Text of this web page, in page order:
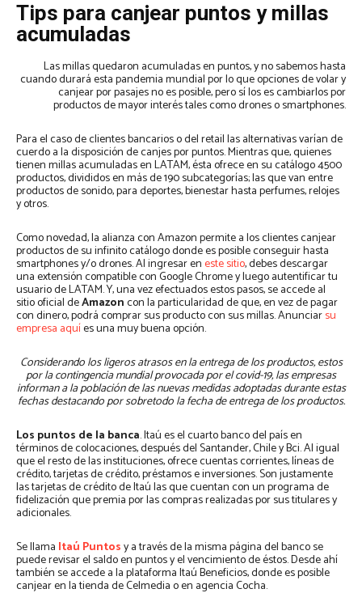
Tips para canjear puntos y millas
acumuladas
Las millas quedaron acumuladas en puntos, y no sabemos hasta
cuando durará esta pandemia mundial por lo que opciones de volar y
canjear por pasajes no es posible, pero sí los es cambiarlos por
productos de mayor interés tales como drones o smartphones.
Para el caso de clientes bancarios o del retail las alternativas varían de
cuerdo a la disposición de canjes por puntos. Mientras que, quienes
tienen millas acumuladas en LATAM, ésta ofrece en su catálogo 4500
productos, divididos en más de 190 subcategorías; las que van entre
productos de sonido, para deportes, bienestar hasta perfumes, relojes
y otros.
Como novedad, la alianza con Amazon permite a los clientes canjear
productos de su infinito catálogo donde es posible conseguir hasta
smartphones y/o drones. Al ingresar eneste sitio, debes descargar
una extensión compatible con Google Chrome y luego autentificar tu
usuario de LATAM. Y, una vez efectuados estos pasos, se accede al
sitio oficial deAmazoncon la particularidad de que, en vez de pagar
con dinero, podrá comprar sus producto con sus millas. Anunciarsu
empresa aquíes una muy buena opción.
Considerando los ligeros atrasos en la entrega de los productos, estos
por la contingencia mundial provocada por el covid-19, las empresas
informan a la población de las nuevas medidas adoptadas durante estas
fechas destacando por sobretodo la fecha de entrega de los productos.
Los puntos de la banca. Itaú es el cuarto banco del país en
términos de colocaciones, después del Santander, Chile y Bci. Al igual
que el resto de las instituciones, ofrece cuentas corrientes, líneas de
crédito, tarjetas de crédito, préstamos e inversiones. Son justamente
las tarjetas de crédito de Itaú las que cuentan con un programa de
fidelización que premia por las compras realizadas por sus titulares y
adicionales.
Se llama Itaú Puntosy a través de la misma página del banco se
puede revisar el saldo en puntos y el vencimiento de éstos. Desde ahí
también se accede a la plataforma Itaú Beneficios, donde es posible
canjear en la tienda de Celmedia o en agencia Cocha.